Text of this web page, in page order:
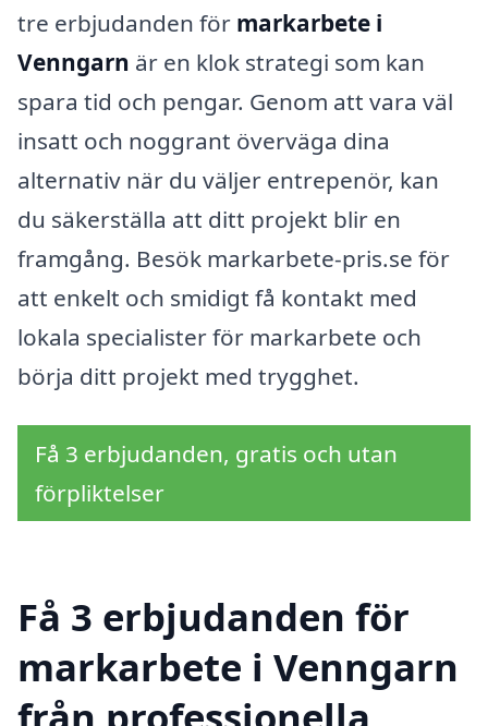
tre erbjudanden för markarbete i
Venngarn är en klok strategi som kan
spara tid och pengar. Genom att vara väl
insatt och noggrant överväga dina
alternativ när du väljer entrepenör, kan
du säkerställa att ditt projekt blir en
framgång. Besök markarbete-pris.se för
att enkelt och smidigt få kontakt med
lokala specialister för markarbete och
börja ditt projekt med trygghet.
Få 3 erbjudanden, gratis och utan
förpliktelser
Få 3 erbjudanden för
markarbete i Venngarn